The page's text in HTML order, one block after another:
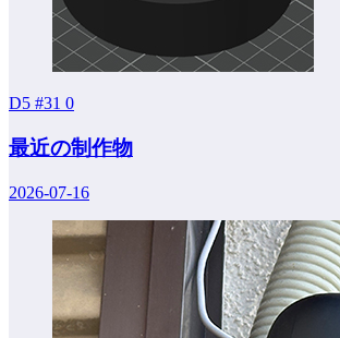
D5 #31 0
最近の制作物
2026-07-16